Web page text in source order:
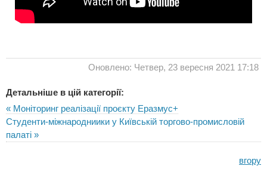
Оновлено: Четвер, 23 вересня 2021 17:18
Детальніше в цій категорії:
« Моніторинг реалізації проєкту Еразмус+
Студенти-міжнародниики у Київській торгово-промисловій
палаті »
вгору